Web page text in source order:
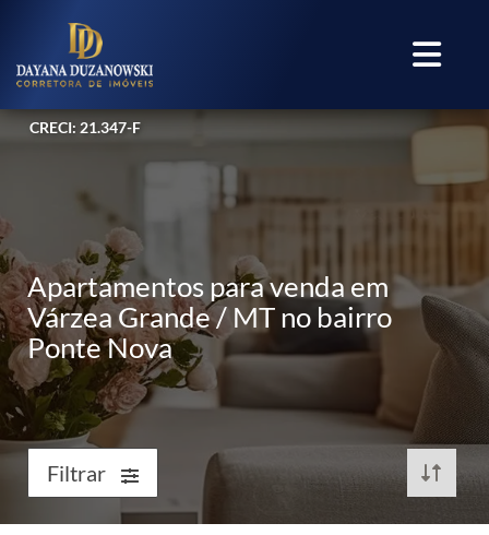
CRECI: 21.347-F
Apartamentos para venda em
Várzea Grande / MT no bairro
Ponte Nova
Filtrar